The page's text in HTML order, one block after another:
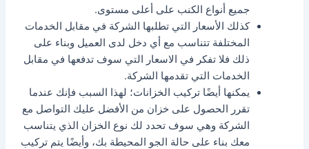
جميع أنواع الكنب على أعلى مستوى.
كذلك الأسعار التي تطلبها الشركة في مقابل الخدمات
المختلفة تتناسب مع أي دخل لدى العميل وبناء على
ذلك فلا تفكر في الاسعار التي سوف تدفعها في مقابل
الخدمات التي تقدمها الشركة.
يمكنها أيضًا تركيب الخزانات؛ لهذا السبب فإنك عندما
تقرر الحصول على خزان من الأفضل عليك التواصل مع
الشركة وهي سوف تحدد لك نوع الخزان الذي يتناسب
معك بناء على حالة الجو المحيطة بك، وأيضًا يتم تركيب